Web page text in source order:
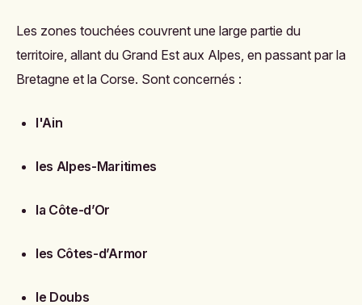
Les zones touchées couvrent une large partie du
territoire, allant du Grand Est aux Alpes, en passant par la
Bretagne et la Corse. Sont concernés :
l'Ain
les Alpes-Maritimes
la Côte-d’Or
les Côtes-d’Armor
le Doubs